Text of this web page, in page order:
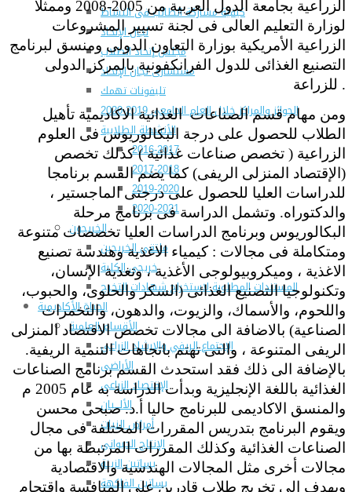
كيفية مشاركة الطالب فى النشاط
لجان الإتحاد
مجلس إتحاد الطلاب
مستشارى لجان الإتحاد
تليفونات تهمك
الجوائز والمراكز خلال العام الجامعى 2019-2020
الأنشطة الطلابية
2016-2017
2017-2018
2019-2020
2020-2021
الخريجون
ملتقى الخريجين
خريجى الكلية
المستندات المطلوبة لاستخراج شهادات التخرج
الحياة الأكاديمية
الأقسام العلمية
الإجتماع الريفي والإرشاد الزراعي
الأراضى
الإقتصاد الزراعى
الألـــبان
أمراض النبات
الإنتاج الحيواني
بساتين الزينة
بساتين الفاكهة
الزراعية بجامعة الدول العربية من 2005-2008 وممثلا
لوزارة التعليم العالى فى لجنة تسيير المشروعات
الزراعية الأمريكية بوزارة التعاون الدولى ومنسق لبرنامج
التصنيع الغذائى للدول الفرانكفونية بالمركز الدولى
للزراعة .
ومن مهام قسم الصناعات الغذائية الاكاديمية تأهيل
الطلاب للحصول على درجة البكالوريوس فى العلوم
الزراعية ( تخصص صناعات غذائية ) كذلك تخصص
(الإقتصاد المنزلى الريفى) كما يضم القسم برنامجا
للدراسات العليا للحصول على درجتى الماجستير ،
والدكتوراه. وتشمل الدراسة فى برنامج مرحلة
البكالوريوس وبرنامج الدراسات العليا تخصصات متنوعة
ومتكاملة فى مجالات : كيمياء الاغذية وهندسة تصنيع
الاغذية ، وميكروبيولوجى الأغذية ، وتغذية الإنسان،
وتكنولوجيا التصنيع الغذائى (السكر والحلوى، والحبوب،
واللحوم، والأسماك، والزيوت، والدهون، والتخمرات
الصناعية) بالاضافة الى مجالات تخصص الاقتصاد المنزلى
الريفى المتنوعة ، والتى تهتم باتجاهات التنمية الريفية.
بالإضافة الى ذلك فقد استحدث القسم برنامج الصناعات
الغذائية باللغة الإنجليزية وبدأت الدراسة به عام 2005 م
والمنسق الاكاديمى للبرنامج حاليا أ.د. صبحى محسن
ويقوم البرنامج بتدريس المقررات المختلفة فى مجال
الصناعات الغذائية وكذلك المقررات المرتبطة بها من
مجالات أخرى مثل المجالات الهندسية والاقتصادية
ويهدف الى تخريج طلاب قادرين على المنافسة واقتحام